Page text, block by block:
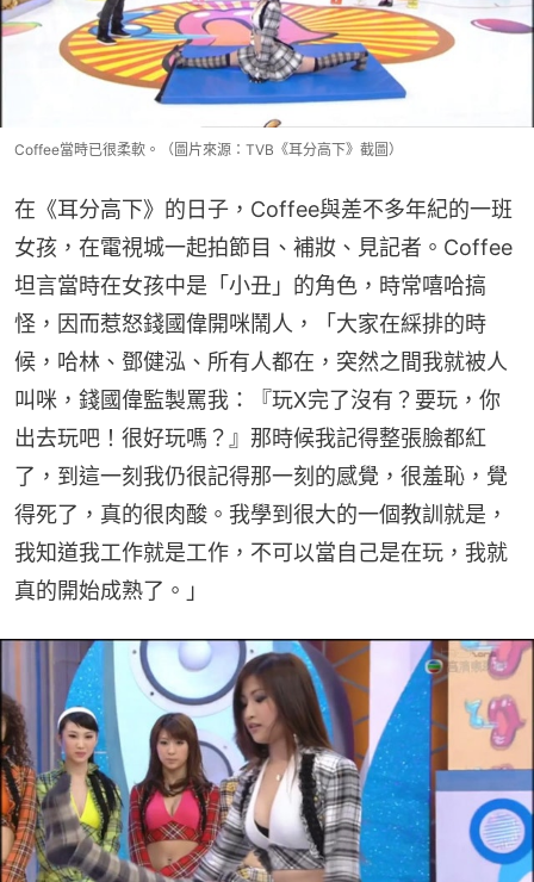
Coffee當時已很柔軟。（圖片來源：TVB《耳分高下》截圖）
在《耳分高下》的日子，Coffee與差不多年紀的一班
女孩，在電視城一起拍節目、補妝、見記者。Coffee
坦言當時在女孩中是「小丑」的角色，時常嘻哈搞
怪，因而惹怒錢國偉開咪鬧人，「大家在綵排的時
候，哈林、鄧健泓、所有人都在，突然之間我就被人
叫咪，錢國偉監製罵我：『玩X完了沒有？要玩，你
出去玩吧！很好玩嗎？』那時候我記得整張臉都紅
了，到這一刻我仍很記得那一刻的感覺，很羞恥，覺
得死了，真的很肉酸。我學到很大的一個教訓就是，
我知道我工作就是工作，不可以當自己是在玩，我就
真的開始成熟了。」